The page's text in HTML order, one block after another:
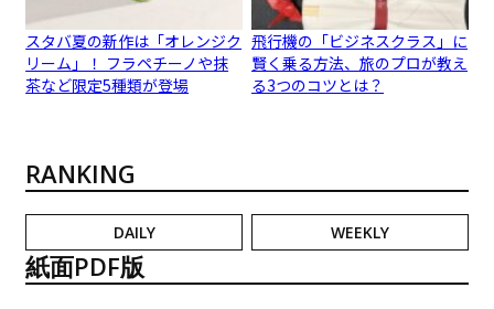
スタバ夏の新作は「オレンジク
リーム」！ フラペチーノや抹
茶など限定5種類が登場
飛行機の「ビジネスクラス」に
賢く乗る方法、旅のプロが教え
る3つのコツとは？
RANKING
DAILY WEEKLY
紙面PDF版